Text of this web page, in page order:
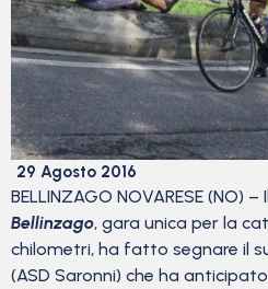
29 Agosto 2016
BELLINZAGO NOVARESE (NO) – Il
Bellinzago, gara unica per la
chilometri, ha fatto segnare il
(ASD Saronni) che ha